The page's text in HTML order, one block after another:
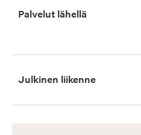
Palvelut lähellä
Julkinen liikenne